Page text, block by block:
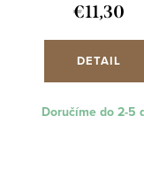
€11,30
DETAIL
Doručíme do 2-5